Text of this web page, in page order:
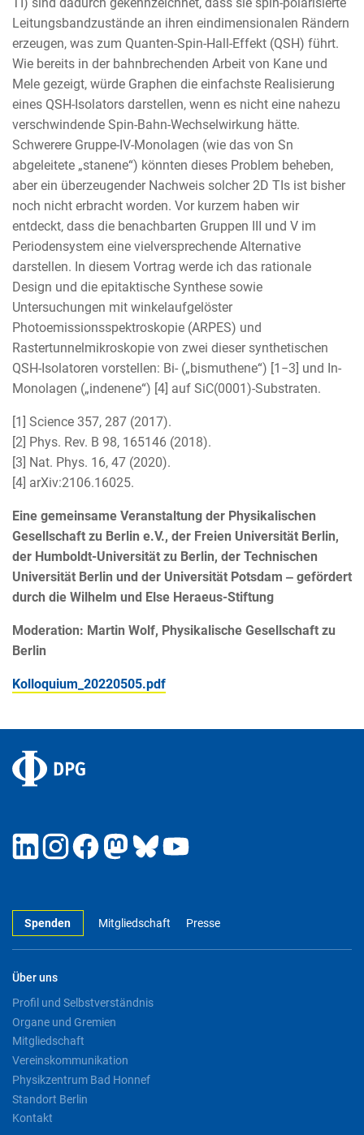
Leitungsbandzustände an ihren eindimensionalen Rändern
erzeugen, was zum Quanten-Spin-Hall-Effekt (QSH) führt.
Wie bereits in der bahnbrechenden Arbeit von Kane und
Mele gezeigt, würde Graphen die einfachste Realisierung
eines QSH-Isolators darstellen, wenn es nicht eine nahezu
verschwindende Spin-Bahn-Wechselwirkung hätte.
Schwerere Gruppe-IV-Monolagen (wie das von Sn
abgeleitete „stanene“) könnten dieses Problem beheben,
aber ein überzeugender Nachweis solcher 2D TIs ist bisher
noch nicht erbracht worden. Vor kurzem haben wir
entdeckt, dass die benachbarten Gruppen III und V im
Periodensystem eine vielversprechende Alternative
darstellen. In diesem Vortrag werde ich das rationale
Design und die epitaktische Synthese sowie
Untersuchungen mit winkelaufgelöster
Photoemissionsspektroskopie (ARPES) und
Rastertunnelmikroskopie von zwei dieser synthetischen
QSH-Isolatoren vorstellen: Bi- („bismuthene“) [1−3] und In-
Monolagen („indenene“) [4] auf SiC(0001)-Substraten.
[1] Science 357, 287 (2017).
[2] Phys. Rev. B 98, 165146 (2018).
[3] Nat. Phys. 16, 47 (2020).
[4] arXiv:2106.16025.
Eine gemeinsame Veranstaltung der Physikalischen
Gesellschaft zu Berlin e.V., der Freien Universität Berlin,
der Humboldt-Universität zu Berlin, der Technischen
Universität Berlin und der Universität Potsdam ‒ gefördert
durch die Wilhelm und Else Heraeus-Stiftung
Moderation: Martin Wolf, Physikalische Gesellschaft zu
Berlin
Kolloquium_20220505.pdf
Spenden Mitgliedschaft Presse
Über uns
Profil und Selbstverständnis
Organe und Gremien
Mitgliedschaft
Vereinskommunikation
Physikzentrum Bad Honnef
Standort Berlin
Kontakt